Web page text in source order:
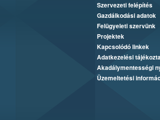
Szervezeti felépítés
Gazdálkodási adatok
Felügyeleti szervünk
Projektek
Kapcsolódó linkek
Adatkezelési
Akadálymentességi
Üzemeltetési